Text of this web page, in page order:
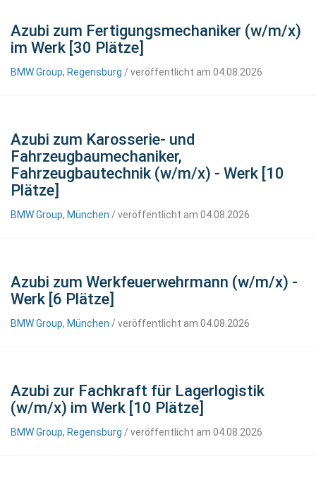
Azubi zum Fertigungsmechaniker (w/m/x)
im Werk [30 Plätze]
BMW Group, Regensburg / veröffentlicht am 04.08.2026
Azubi zum Karosserie- und
Fahrzeugbaumechaniker,
Fahrzeugbautechnik (w/m/x) - Werk [10
Plätze]
BMW Group, München / veröffentlicht am 04.08.2026
Azubi zum Werkfeuerwehrmann (w/m/x) -
Werk [6 Plätze]
BMW Group, München / veröffentlicht am 04.08.2026
Azubi zur Fachkraft für Lagerlogistik
(w/m/x) im Werk [10 Plätze]
BMW Group, Regensburg / veröffentlicht am 04.08.2026